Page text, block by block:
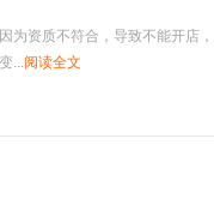
为资质不符合，导致不能开店，
...阅读全文